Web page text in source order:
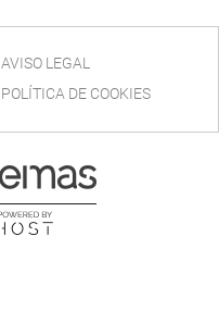
AVISO LEGAL
POLÍTICA DE COOKIES